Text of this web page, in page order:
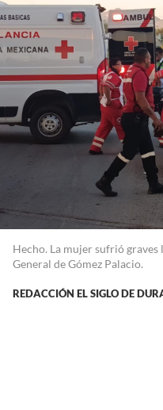
Hecho. La mujer sufrió
General de Gómez Palacio.
REDACCIÓN EL SIGLO DE